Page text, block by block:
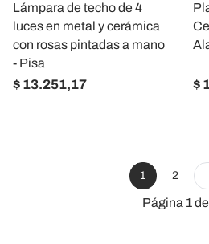
Lámpara de techo de 4
luces en metal y cerámica
con rosas pintadas a mano
- Pisa
$ 13.251,17 $
1 2
Página 1